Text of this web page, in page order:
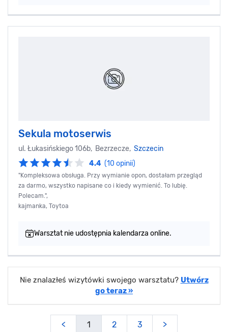
Sekula motoserwis
ul. Łukasińskiego 106b, Bezrzecze, Szczecin
4.4 (10 opinii)
"Kompleksowa obsługa. Przy wymianie opon, dostałam przegląd
za darmo, wszystko napisane co i kiedy wymienić. To lubię.
Polecam.",
kajmanka, Toytoa
Warsztat nie udostępnia kalendarza online.
Nie znalazłeś wizytówki swojego warsztatu? Utwórz
go teraz »
< 1 2 3 >